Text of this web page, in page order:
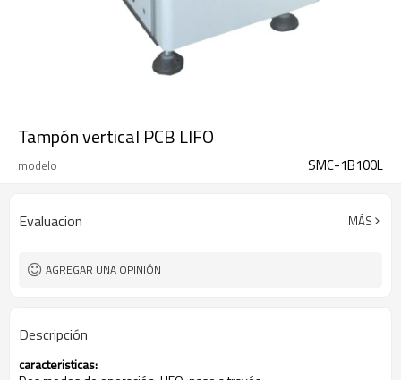
Tampón vertical PCB LIFO
modelo SMC-1B100L
Evaluacion MÁS
AGREGAR UNA OPINIÓN
Descripción
caracteristicas: